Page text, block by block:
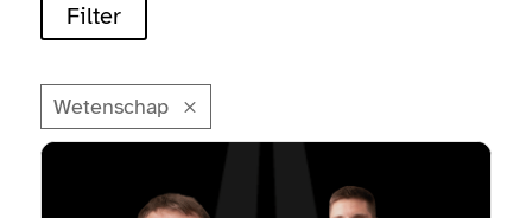
Filter
Wetenschap